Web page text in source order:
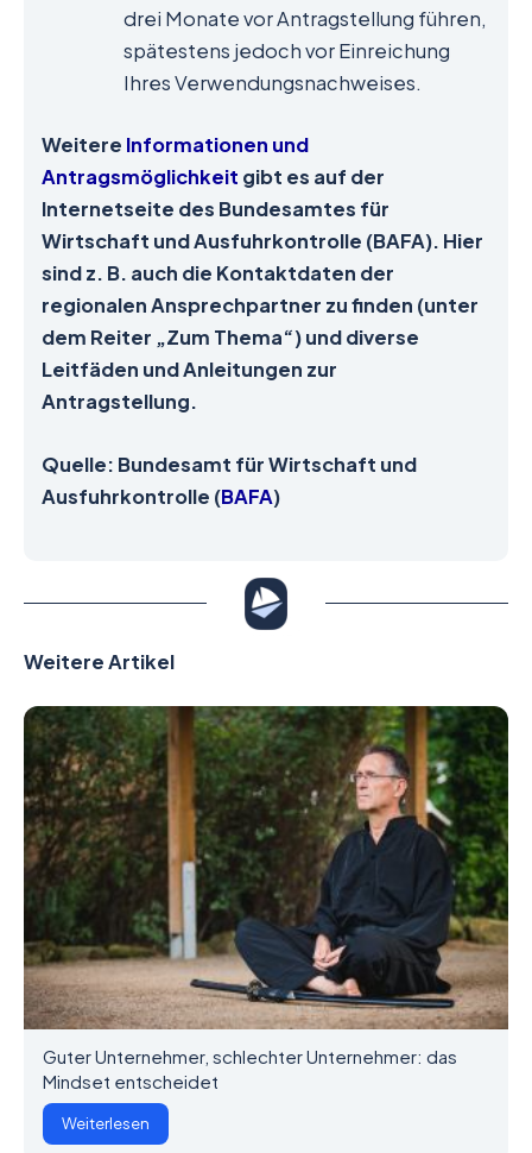
drei Monate vor Antragstellung führen,
spätestens jedoch vor Einreichung
Ihres Verwendungsnachweises.
Weitere Informationen und
Antragsmöglichkeit gibt es auf der
Internetseite des Bundesamtes für
Wirtschaft und Ausfuhrkontrolle (BAFA). Hier
sind z. B. auch die Kontaktdaten der
regionalen Ansprechpartner zu finden (unter
dem Reiter „Zum Thema“) und diverse
Leitfäden und Anleitungen zur
Antragstellung.
Quelle: Bundesamt für Wirtschaft und
Ausfuhrkontrolle (BAFA)
Weitere Artikel
Guter Unternehmer, schlechter Unternehmer: das
Mindset entscheidet
Weiterlesen